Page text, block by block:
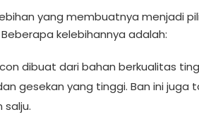
yang membuatnya menjadi
kelebihannya adalah:
dibuat dari bahan berkualitas
gesekan yang tinggi. Ban ini juga
salju.